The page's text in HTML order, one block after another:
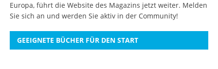
Europa, führt die Website des Magazins jetzt weiter. Melden
Sie sich an und werden Sie aktiv in der Community!
GEEIGNETE BÜCHER FÜR DEN START